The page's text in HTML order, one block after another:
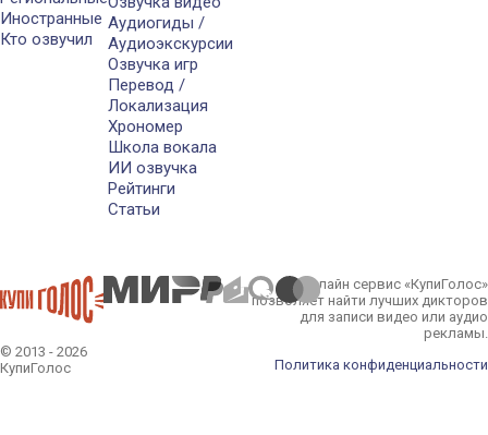
Иностранные
Кто озвучил
Аудиогиды /
Аудиоэкскурсии
Озвучка игр
Перевод /
Локализация
Хрономер
Школа вокала
ИИ озвучка
Рейтинги
Статьи
© 2013 - 2026
КупиГолос
Онлайн сервис «КупиГолос»
позволяет найти лучших дикторов
для записи видео или аудио
рекламы.
Политика конфиденциальности